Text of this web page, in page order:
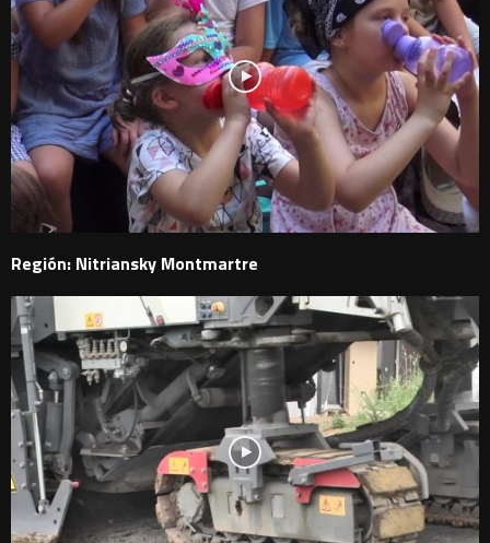
Región: Nitriansky Montmartre